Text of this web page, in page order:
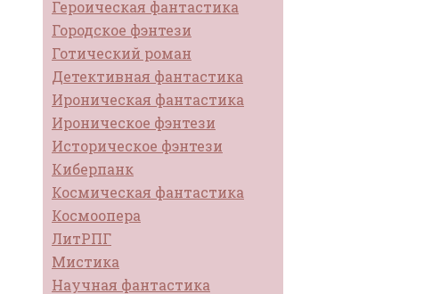
Героическая фантастика
Городское фэнтези
Готический роман
Детективная фантастика
Ироническая фантастика
Ироническое фэнтези
Историческое фэнтези
Киберпанк
Космическая фантастика
Космоопера
ЛитРПГ
Мистика
Научная фантастика